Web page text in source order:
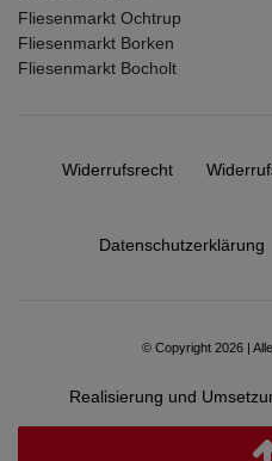
Fliesenmarkt Ochtrup
Fliesenmarkt Borken
Fliesenmarkt Bocholt
Widerrufs­recht
Daten­schutz­erklärung
© Copyright 2026 |
Realisierung und